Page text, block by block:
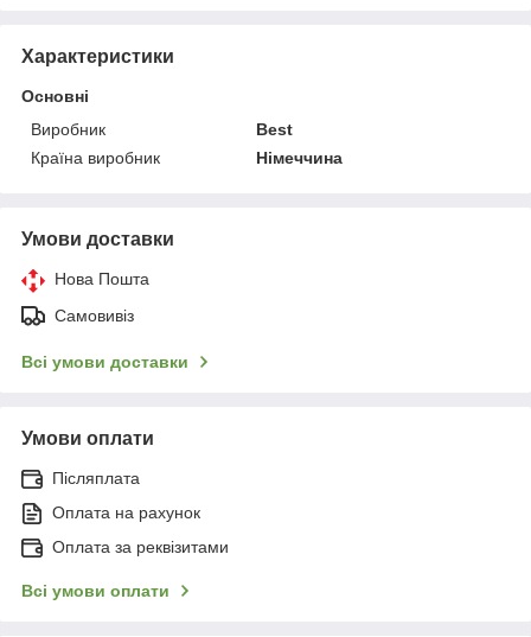
Характеристики
Основні
Виробник
Best
Країна виробник
Німеччина
Умови доставки
Нова Пошта
Самовивіз
Всі умови доставки
Умови оплати
Післяплата
Оплата на рахунок
Оплата за реквізитами
Всі умови оплати